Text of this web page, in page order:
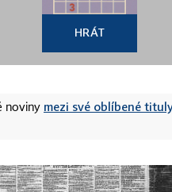
HRÁT
noviny mezi své oblíbené